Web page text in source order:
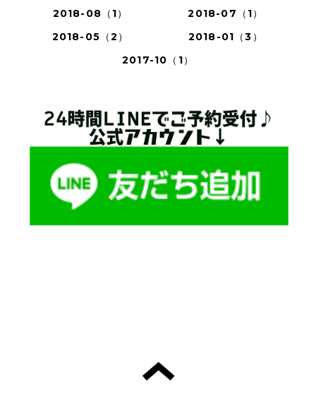
2018-08（1）
2018-07（1）
2018-05（2）
2018-01（3）
2017-10（1）